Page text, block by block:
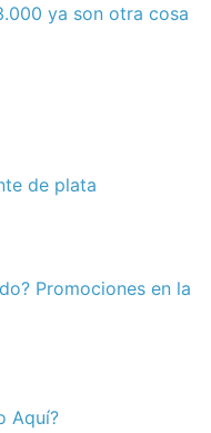
ya son otra cosa
de plata
Promociones en la
Aquí?